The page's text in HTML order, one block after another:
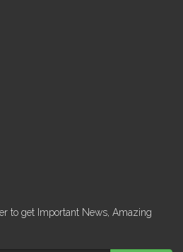
to get Important News, Amazing